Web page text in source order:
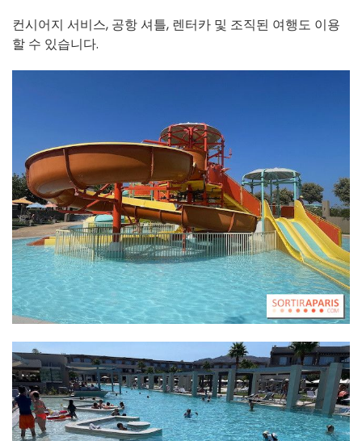
컨시어지 서비스, 공항 셔틀, 렌터카 및 조직된 여행도 이용
할 수 있습니다.